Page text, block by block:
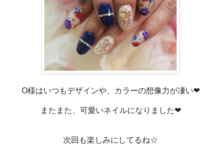
O様はいつもデザインや、カラーの想像力が凄い❤
またまた、可愛いネイルになりました❤
次回も楽しみにしてるね☆